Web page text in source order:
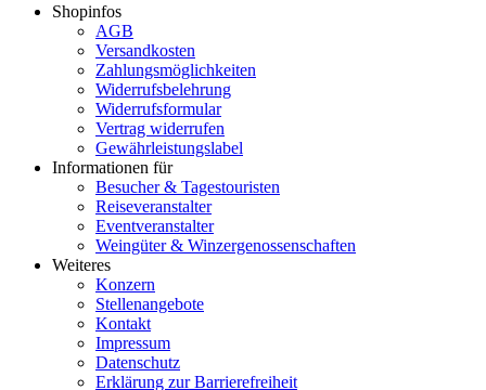
Shopinfos
AGB
Versandkosten
Zahlungsmöglichkeiten
Widerrufsbelehrung
Widerrufsformular
Vertrag widerrufen
Gewährleistungslabel
Informationen für
Besucher & Tagestouristen
Reiseveranstalter
Eventveranstalter
Weingüter & Winzergenossenschaften
Weiteres
Konzern
Stellenangebote
Kontakt
Impressum
Datenschutz
Erklärung zur Barrierefreiheit